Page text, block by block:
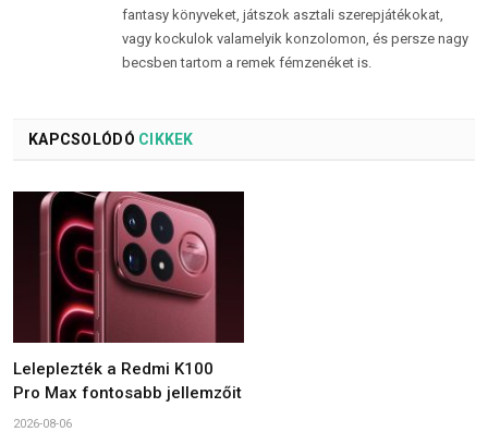
fantasy könyveket, játszok asztali szerepjátékokat,
vagy kockulok valamelyik konzolomon, és persze nagy
becsben tartom a remek fémzenéket is.
KAPCSOLÓDÓ CIKKEK
Leleplezték a Redmi K100
Pro Max fontosabb jellemzőit
2026-08-06